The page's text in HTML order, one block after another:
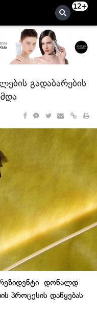
12+
გადაბარების
დონალდ
პროცესის დაწყებას